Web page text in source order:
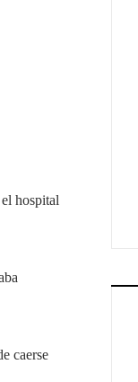
hospital
caerse